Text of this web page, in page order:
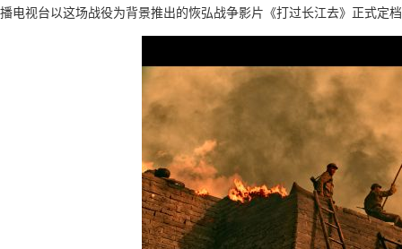
播电视台以这场战役为背景推出的恢弘战争影片《打过长江去》正式定